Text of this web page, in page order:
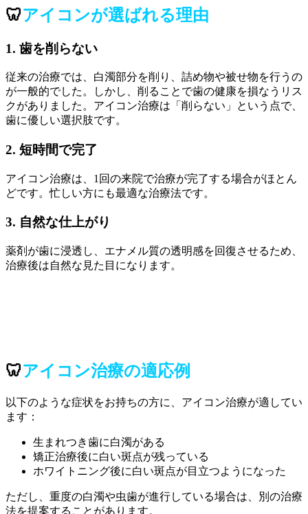
🦷アイコンが選ばれる理由
1. 歯を削らない
従来の治療では、白濁部分を削り、詰め物や被せ物を行うの
が一般的でした。しかし、削ることで歯の健康を損なうリス
クがありました。アイコン治療は「削らない」という点で、
歯に優しい選択肢です。
2. 短時間で完了
アイコン治療は、1回の来院で治療が完了する場合がほとん
どです。忙しい方にも最適な治療法です。
3. 自然な仕上がり
薬剤が歯に浸透し、エナメル質の透明感を回復させるため、
治療後は自然な見た目になります。
🦷アイコン治療の適応例
以下のような症状をお持ちの方に、アイコン治療が適してい
ます：
生まれつき歯に白濁がある
矯正治療後に白い斑点が残っている
ホワイトニング後に白い斑点が目立つようになった
ただし、重度の白濁や虫歯が進行している場合は、別の治療
法を提案することがあります。